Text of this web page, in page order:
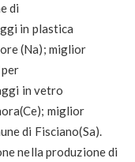
di
in plastica
(Na); miglior
in vetro
miglior
di Fisciano(Sa).
nella produzione di